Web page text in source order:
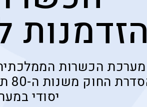
מערכת הכשרות
יסודי